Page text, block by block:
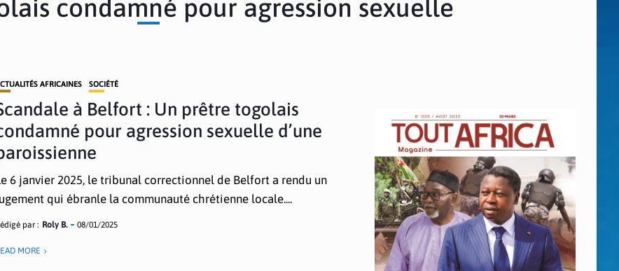
condamné pour agression sexuelle
AFRICAINES SOCIÉTÉ
à Belfort : Un prêtre togolais
pour agression sexuelle d’une
6 janvier 2025, le tribunal correctionnel de Belfort a rendu un
qui ébranle la communauté chrétienne locale....
par : Roly B. 08/01/2025
MORE